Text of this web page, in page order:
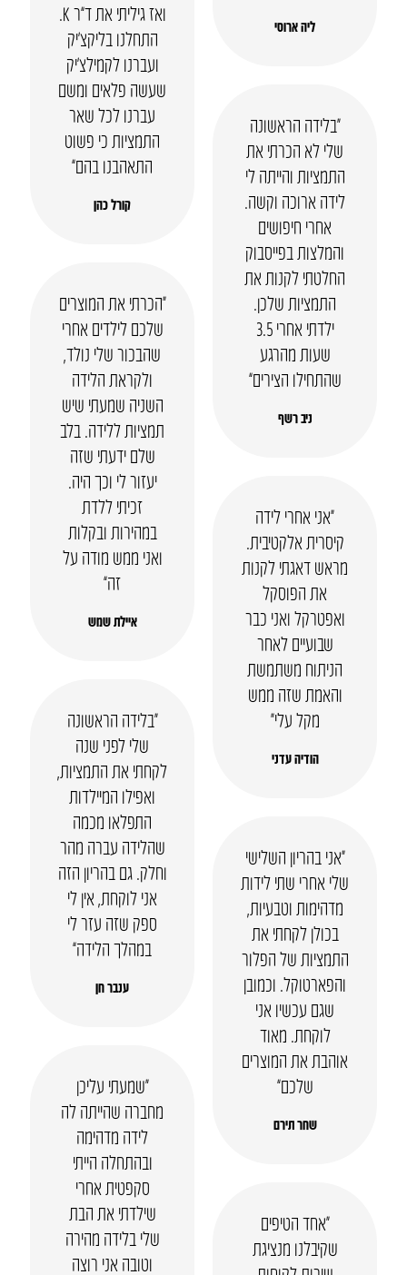
ליה ארוסי
התחלנו בליקצ’יק
ועברנו לקמילצ’יק
שעשה פלאים ומשם
עברנו לכל שאר
התמציות כי פשוט
התאהבנו בהם”
קורל כהן
“בלידה הראשונה
שלי לא הכרתי את
התמציות והייתה לי
לידה ארוכה וקשה.
אחרי חיפושים
והמלצות בפייסבוק
החלטתי לקנות את
התמציות שלכן.
ילדתי אחרי 3.5
שעות מהרגע
שהתחילו הצירים”
ניב רשף
“הכרתי את המוצרים
שלכם לילדים אחרי
שהבכור שלי נולד,
ולקראת הלידה
השניה שמעתי שיש
תמציות ללידה. בלב
שלם ידעתי שזה
יעזור לי וכך היה.
זכיתי ללדת
במהירות ובקלות
ואני ממש מודה על
זה”
איילת שמש
“אני אחרי לידה
קיסרית אלקטיבית.
מראש דאגתי לקנות
את הפוסקל
ואפטרקל ואני כבר
שבועיים לאחר
הניתוח משתמשת
והאמת שזה ממש
מקל עלי״
הודיה עדני
“בלידה הראשונה
שלי לפני שנה
לקחתי את התמציות,
ואפילו המיילדות
התפלאו מכמה
שהלידה עברה מהר
וחלק. גם בהריון הזה
אני לוקחת, אין לי
ספק שזה עזר לי
במהלך הלידה”
ענבר חן
“אני בהריון השלישי
שלי אחרי שתי לידות
מדהימות וטבעיות,
בכולן לקחתי את
התמציות של הפלור
והפארטוקל. וכמובן
שגם עכשיו אני
לוקחת. מאוד
אוהבת את המוצרים
שלכם”
שחר תירם
“שמעתי עליכן
מחברה שהייתה לה
לידה מדהימה
ובהתחלה הייתי
סקפטית אחרי
שילדתי את הבת
שלי בלידה מהירה
וטובה אני רוצה
“אחד הטיפים
שקיבלנו מנציגת